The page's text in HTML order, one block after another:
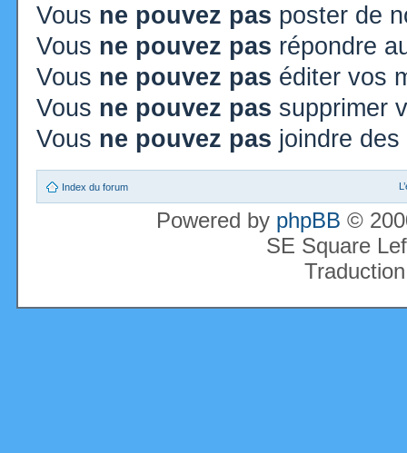
Vous ne pouvez pas poster de
Vous ne pouvez pas répondre
Vous ne pouvez pas éditer vos
Vous ne pouvez pas supprimer
Vous ne pouvez pas joindre
Index du forum
Powered by phpBB ©
SE Square